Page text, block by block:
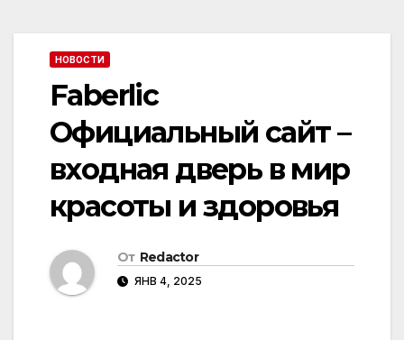
НОВОСТИ
Faberlic
Официальный сайт –
входная дверь в мир
красоты и здоровья
От Redactor
ЯНВ 4, 2025